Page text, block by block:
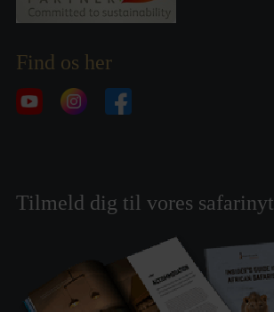
Find os her
Tilmeld dig til vores safarinyt